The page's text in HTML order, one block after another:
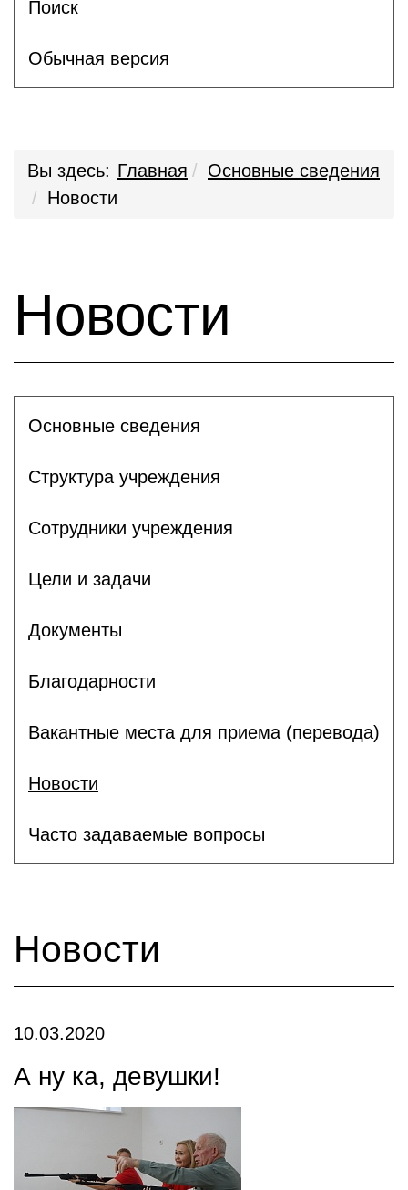
Поиск
Обычная версия
Вы здесь: Главная
Основные сведения
Новости
Новости
Основные сведения
Структура учреждения
Сотрудники учреждения
Цели и задачи
Документы
Благодарности
Вакантные места для приема (перевода)
Новости
Часто задаваемые вопросы
Новости
10.03.2020
А ну ка, девушки!